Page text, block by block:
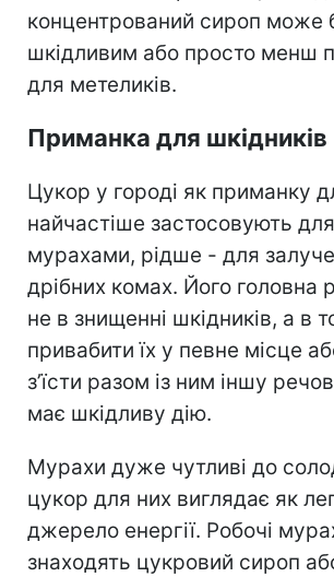
концентрований сироп може
шкідливим або просто менш
для метеликів.
Приманка для шкідників
Цукор у городі як приманку
найчастіше застосовують
мурахами, рідше - для
дрібних комах. Його головна
не в знищенні шкідників, а в
привабити їх у певне місце
з’їсти разом із ним іншу
має шкідливу дію.
Мурахи дуже чутливі до
цукор для них виглядає як
джерело енергії. Робочі
знаходять цукровий сироп